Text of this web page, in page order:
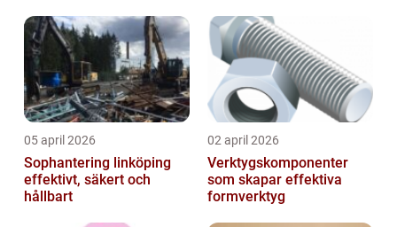
05 april 2026
Sophantering linköping
effektivt, säkert och
hållbart
02 april 2026
Verktygskomponenter
som skapar effektiva
formverktyg